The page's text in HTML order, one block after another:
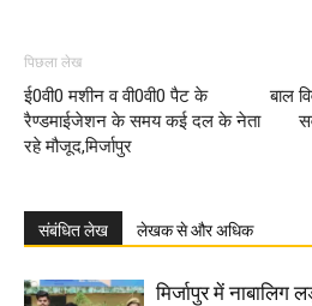
पिछला लेख
ई0वी0 मशीन व वी0वी0 पैट के
रैण्डमाईजेशन के समय कई दल के नेता
रहे मौजूद,मिर्जापुर
बाल
संबंधित लेख लेखक से और अधिक
मिर्जापुर में